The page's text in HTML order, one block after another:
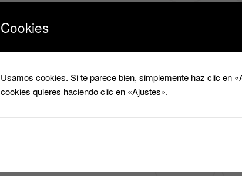
Cookies
Usamos cookies. Si te parece bien, simplemente haz clic en
cookies quieres haciendo clic en «Ajustes».